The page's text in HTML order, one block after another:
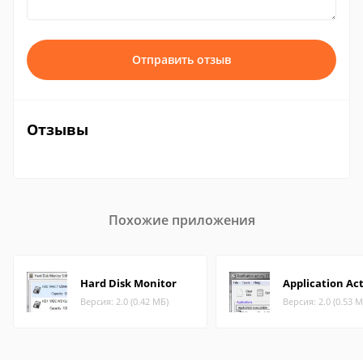
Отправить отзыв
Отзывы
Похожие приложения
Hard Disk Monitor
Версия: 2.0 (0.42 МБ)
Application
Версия: 2.0 (0.53